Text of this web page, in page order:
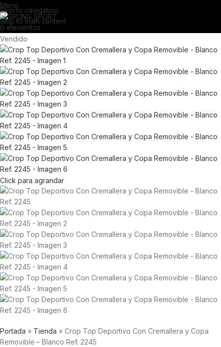
Skip to navigation
Skip to main content
Menú
0 elementos
Vendido
Click para agrandar
Portada » Tienda » Crop Top Deportivo Con Cremallera y Copa
Removible – Blanco Ref. 2245